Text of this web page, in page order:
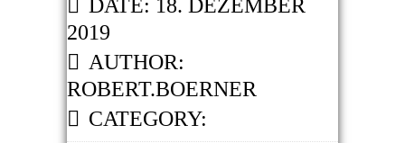
DATE: 18. DEZEMBER
2019
AUTHOR:
ROBERT.BOERNER
CATEGORY: